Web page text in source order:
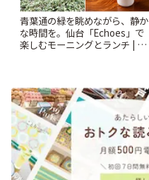
青葉通の緑を眺めながら、静か
な時間を。仙台「Echoes」で
楽しむモーニングとランチ | こ